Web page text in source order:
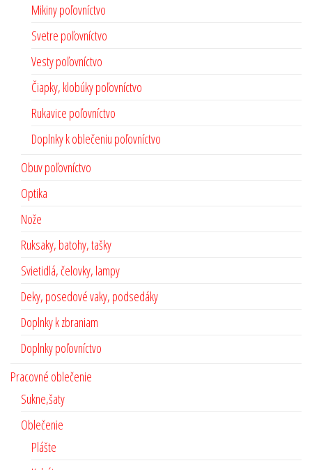
Mikiny poľovníctvo
Svetre poľovníctvo
Vesty poľovníctvo
Čiapky, klobúky poľovníctvo
Rukavice poľovníctvo
Doplnky k oblečeniu poľovníctvo
Obuv poľovníctvo
Optika
Nože
Ruksaky, batohy, tašky
Svietidlá, čelovky, lampy
Deky, posedové vaky, podsedáky
Doplnky k zbraniam
Doplnky poľovníctvo
Pracovné oblečenie
Sukne,šaty
Oblečenie
Plášte